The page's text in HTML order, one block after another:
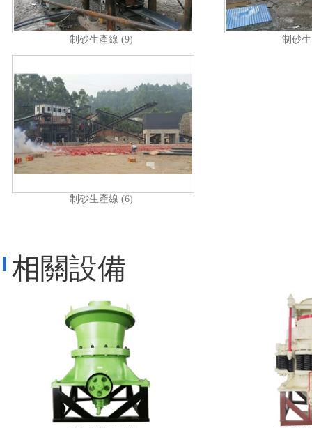
制砂生產線 (9) 制砂
制砂生產線 (6)
相關設備